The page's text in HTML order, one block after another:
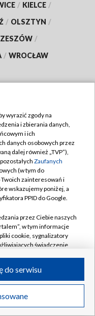
/ KIELCE /
/ OLSZTYN /
/
/ WROCŁAW
w likwidacji
wyrazić zgody na
i zbierania danych,
i ich
danych osobowych przez
dalej również „TVP”),
Zaufanych
(w tym do
zainteresowań i
wskazujemy poniżej, a
PPID do Google.
przez Ciebie naszych
w tym informacje
cookie, sygnalizatory
świadczenie
przez Ciebie
IP, identyfikatory
do serwisu